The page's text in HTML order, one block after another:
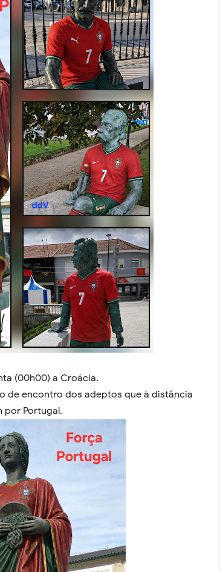
(00h00) a Croácia.
de encontro dos adeptos que à distância
por Portugal.